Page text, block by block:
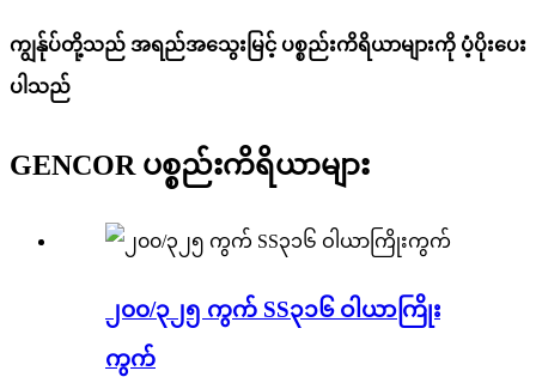
ကျွန်ုပ်တို့သည် အရည်အသွေးမြင့် ပစ္စည်းကိရိယာများကို ပံ့ပိုးပေး
ပါသည်
GENCOR ပစ္စည်းကိရိယာများ
၂၀၀/၃၂၅ ကွက် SS၃၁၆ ဝါယာကြိုး
ကွက်